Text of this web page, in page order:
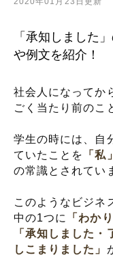
「承知しました
や例文を紹介！
社会人になってか
ごく当たり前のこ
学生の時には、自
ていたことを
「私」
の常識とされてい
このようなビジネ
中の1つに
「わか
「承知しました
しこまりました」